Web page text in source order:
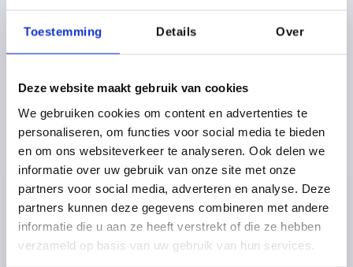
Toestemming Details Over
Deze website maakt gebruik van cookies
We gebruiken cookies om content en advertenties te
personaliseren, om functies voor social media te bieden
en om ons websiteverkeer te analyseren. Ook delen we
informatie over uw gebruik van onze site met onze
partners voor social media, adverteren en analyse. Deze
partners kunnen deze gegevens combineren met andere
informatie die u aan ze heeft verstrekt of die ze hebben
verzameld op basis van uw gebruik van hun services.
SCHARNIER MET VERGRENDELFUNCTIE 55X67,
ALUMINIUM ZWART GEANODISEERD, A1=38, B1=48
MAX. DRAAIMOMENT NM=3,2
D=6,3
F2 N =5700
Bestelnummer: K1198.556713